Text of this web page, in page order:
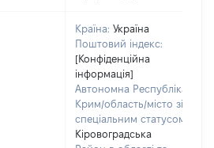
Країна: Україна
Поштовий індекс:
[Конфіденційна
інформація]
Автономна Республіка
Крим/область/місто зі
спеціальним статусом:
Кіровоградська